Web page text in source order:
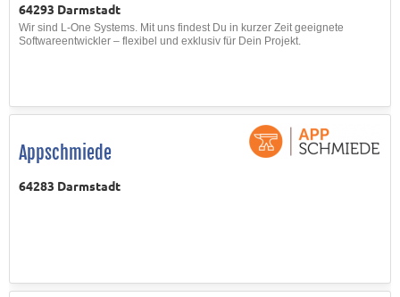
64293 Darmstadt
Wir sind L-One Systems. Mit uns findest Du in kurzer Zeit geeignete
Softwareentwickler – flexibel und exklusiv für Dein Projekt.
Appschmiede
64283 Darmstadt